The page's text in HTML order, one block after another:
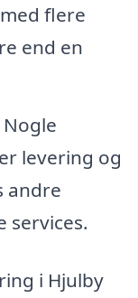
flere
end en
Nogle
levering og
andre
services.
i Hjulby